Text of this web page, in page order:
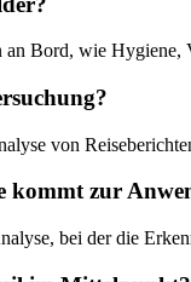
Bord, wie
von
kommt zur
bei der die